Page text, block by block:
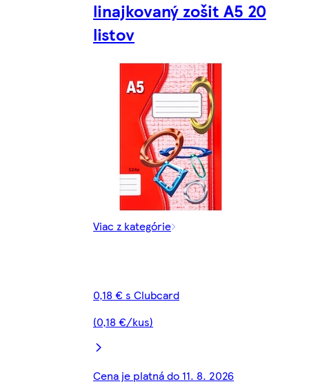
linajkovaný zošit A5 20
listov
Viac z kategórie
0,18 € s Clubcard
(0,18 €/kus)
Cena je platná do 11. 8. 2026